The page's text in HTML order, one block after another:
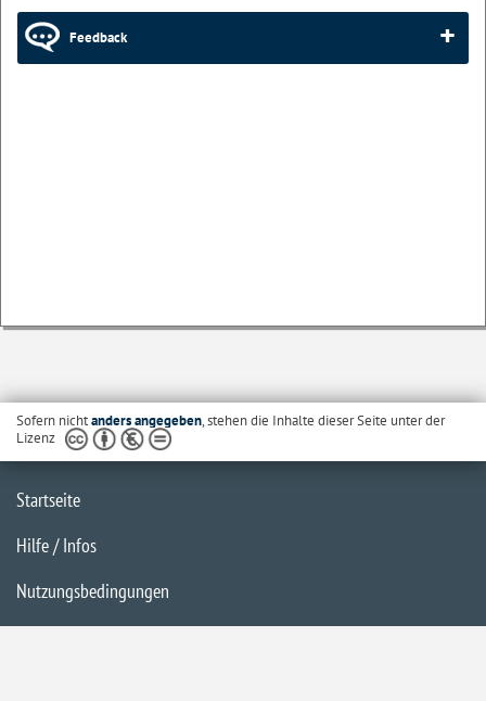
Feedback
Sofern nichtanders angegeben, stehen die Inhalte dieser Seite unter der
Lizenz
Startseite
Hilfe / Infos
Nutzungsbedingungen